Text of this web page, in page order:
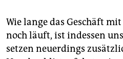
Wie lange das Geschäft
noch läuft, ist indessen
setzen neuerdings